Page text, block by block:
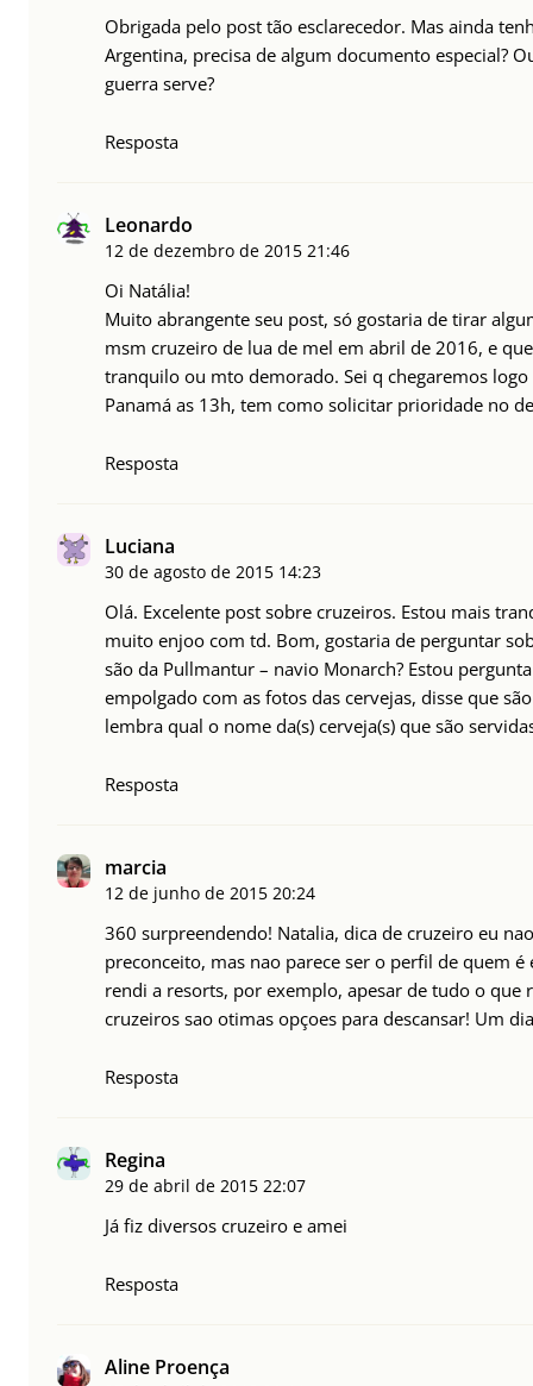
Obrigada pelo post tão esclarecedor. Mas ainda
Argentina, precisa de algum documento especial?
guerra serve?
Resposta
Leonardo
12 de dezembro de 2015 21:46
Oi Natália!
Muito abrangente seu post, só gostaria de tirar
msm cruzeiro de lua de mel em abril de 2016, e
tranquilo ou mto demorado. Sei q chegaremos
Panamá as 13h, tem como solicitar prioridade no
Resposta
Luciana
30 de agosto de 2015 14:23
Olá. Excelente post sobre cruzeiros. Estou mais
muito enjoo com td. Bom, gostaria de perguntar
são da Pullmantur – navio Monarch? Estou
empolgado com as fotos das cervejas, disse que
lembra qual o nome da(s) cerveja(s) que são
Resposta
marcia
12 de junho de 2015 20:24
360 surpreendendo! Natalia, dica de cruzeiro eu
preconceito, mas nao parece ser o perfil de quem
rendi a resorts, por exemplo, apesar de tudo o que
cruzeiros sao otimas opçoes para descansar! Um
Resposta
Regina
29 de abril de 2015 22:07
Já fiz diversos cruzeiro e amei
Resposta
Aline Proença